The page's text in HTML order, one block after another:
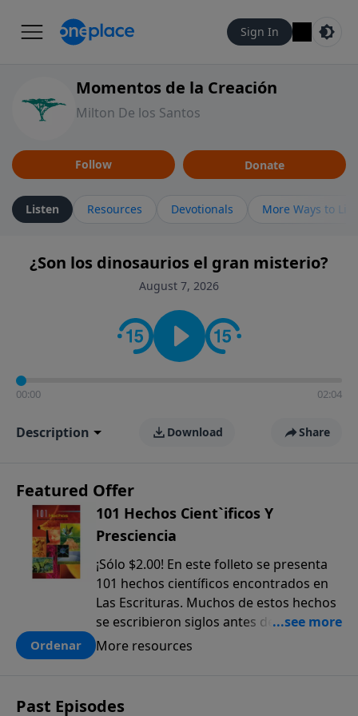
Sign In
Momentos de la Creación
Milton De los Santos
Follow Donate
Listen Resources Devotionals More Ways to
¿Son los dinosaurios el gran misterio?
August 7, 2026
00:00 02:04
Description Download Share
Featured Offer
101 Hechos Cient`ificos Y
Presciencia
¡Sólo $2.00! En este folleto se presenta
101 hechos científicos encontrados en
Las Escrituras. Muchos de estos hechos
se escribieron siglos antes de que
fueran descubiertos. El anticipado
más a la prueba colectiva de que la
Ordenar More resources
Past Episodes